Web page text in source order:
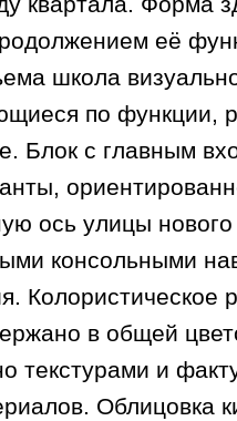
её
школа
по функции,
Блок с главным
ось улицы
консольными
в общей
текстурами и
Облицовка